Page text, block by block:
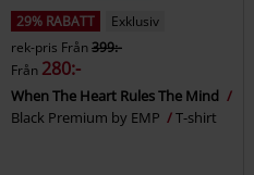
29% RABATT
Exklusiv
rek-pris Från399:-
Från 280:-
When The Heart Rules The Mind
Black Premium by EMP
T-shirt